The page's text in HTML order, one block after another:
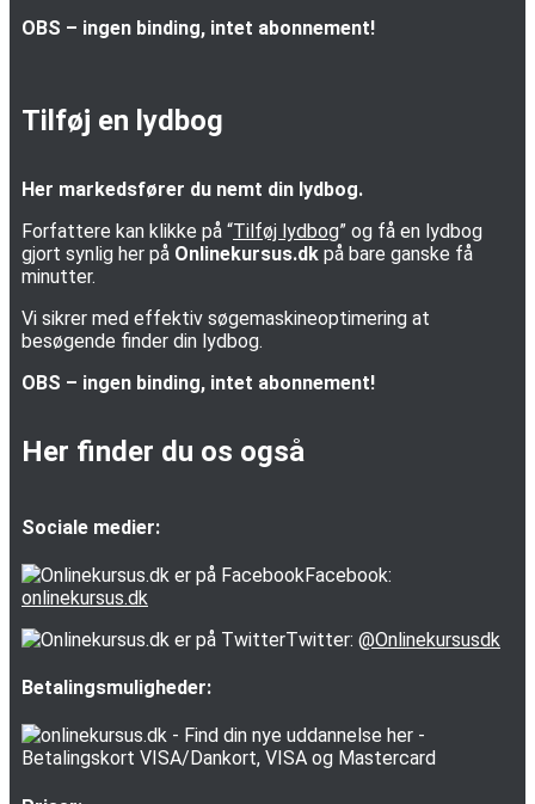
OBS – ingen binding, intet abonnement!
Tilføj en lydbog
Her markedsfører du nemt din lydbog.
Forfattere kan klikke på “Tilføj lydbog” og få en lydbog
gjort synlig her på Onlinekursus.dk på bare ganske få
minutter.
Vi sikrer med effektiv søgemaskineoptimering at
besøgende finder din lydbog.
OBS – ingen binding, intet abonnement!
Her finder du os også
Sociale medier:
Facebook:
onlinekursus.dk
Twitter: @Onlinekursusdk
Betalingsmuligheder: